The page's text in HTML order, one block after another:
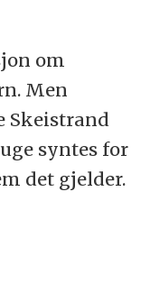
om
Men
Skeistrand
syntes for
det gjelder.